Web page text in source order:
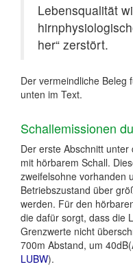
Lebensqualität
her“ zerstört.
Der vermeindliche Beleg
unten im Text.
Schallemissionen
Der erste Abschnitt
mit hörbarem Schall.
zweifelsohne vorhanden
Betriebszustand über
werden. Für den
die dafür sorgt, dass die
Grenzwerte nicht
700m Abstand, um
LUBW).